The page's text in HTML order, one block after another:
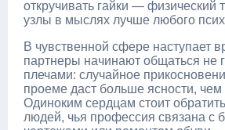
откручивать гайки — физический
узлы в мыслях лучше любого
В чувственной сфере наступает
партнеры начинают общаться не
плечами: случайное
проеме даст больше ясности, чем
Одиноким сердцам стоит
людей, чья профессия связана с